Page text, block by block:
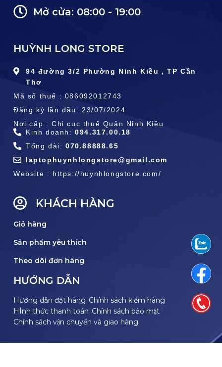
Mở cửa: 08:00 - 19:00
HUỲNH LONG STORE
94 đường 3/2 Phường Ninh Kiều , TP Cần
Thơ
Mã số thuế : 086092012743
Đăng ký lần đầu: 23/07/2024
Nơi cấp : Chi cục thuế Quận Ninh Kiều
Kinh doanh:094.317.00.18
Tổng đài: 070.88888.65
laptophuynhlongstore@gmail.com
Website : https://huynhlongstore.com/
KHÁCH HÀNG
Giỏ hàng
Sản phẩm yêu thích
Theo dõi đơn hàng
HƯỚNG DẪN
Hướng dẫn đặt hàng Chính sách kiểm hàng
HÌnh thức thanh toán Chính sách bảo mật
Chính sách vận chuyển và giao hàng